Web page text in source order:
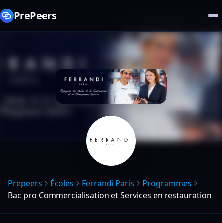
PrePeers
Prepeers Écoles Ferrandi Paris
Programmes
Bac pro Commercialisation et Services en restauration